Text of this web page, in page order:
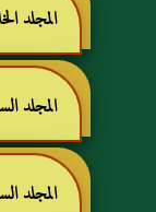
المجلد
المجلد
والعشرون
المجلد